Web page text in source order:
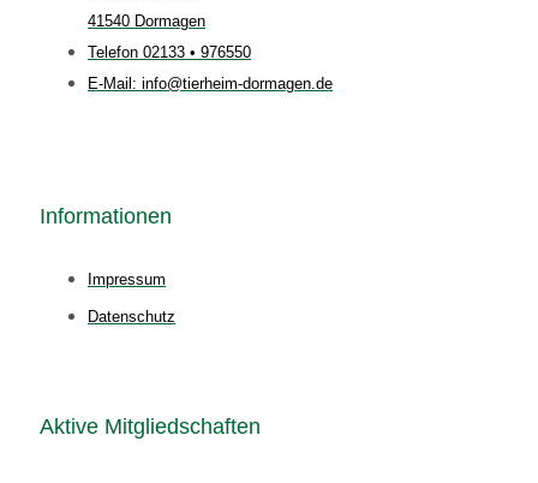
41540 Dormagen
Telefon 02133 • 976550
E-Mail: info@tierheim-dormagen.de
Informationen
Impressum
Datenschutz
Aktive Mitgliedschaften